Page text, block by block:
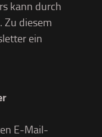
kann durch
Zu diesem
ein
E-Mail-